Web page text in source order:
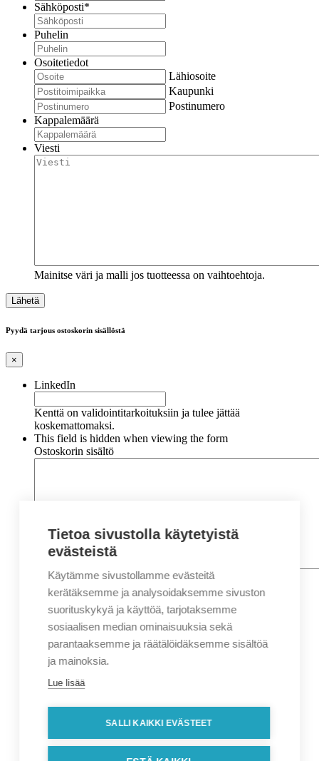
Sähköposti*
Puhelin
Osoitetiedot
Lähiosoite
Kaupunki
Postinumero
Kappalemäärä
Viesti
Mainitse väri ja malli jos tuotteessa on vaihtoehtoja.
Pyydä tarjous ostoskorin sisällöstä
×
LinkedIn
Kenttä on validointitarkoituksiin ja tulee jättää
koskemattomaksi.
This field is hidden when viewing the form
Ostoskorin sisältö
Nimi*
Etunimi
Sukunimi
Sähköposti*
Puhelin*
Osoitetiedot
Lähiosoite
Postinumero
Tietoa sivustolla käytetyistä
evästeistä
Käytämme sivustollamme evästeitä
kerätäksemme ja analysoidaksemme sivuston
suorituskykyä ja käyttöä, tarjotaksemme
sosiaalisen median ominaisuuksia sekä
parantaaksemme ja räätälöidäksemme sisältöä
ja mainoksia.
Lue lisää
SALLI KAIKKI EVÄSTEET